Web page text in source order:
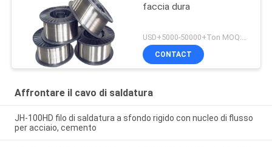
faccia dura
CONTACT
Affrontare il cavo di saldatura
JH-100HD filo di saldatura a sfondo rigido con nucleo di flusso
per acciaio, cemento